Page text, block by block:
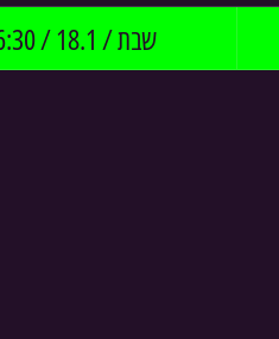
שבת / 18.1 / 16:30 / סינמטק 2